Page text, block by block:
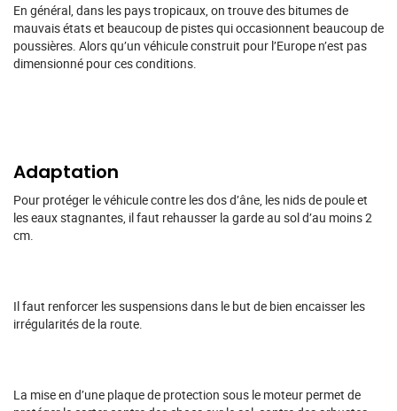
En général, dans les pays tropicaux, on trouve des bitumes de
mauvais états et beaucoup de pistes qui occasionnent beaucoup de
poussières. Alors qu’un véhicule construit pour l’Europe n’est pas
dimensionné pour ces conditions.
Adaptation
Pour protéger le véhicule contre les dos d’âne, les nids de poule et
les eaux stagnantes, il faut rehausser la garde au sol d’au moins 2
cm.
Il faut renforcer les suspensions dans le but de bien encaisser les
irrégularités de la route.
La mise en d’une plaque de protection sous le moteur permet de